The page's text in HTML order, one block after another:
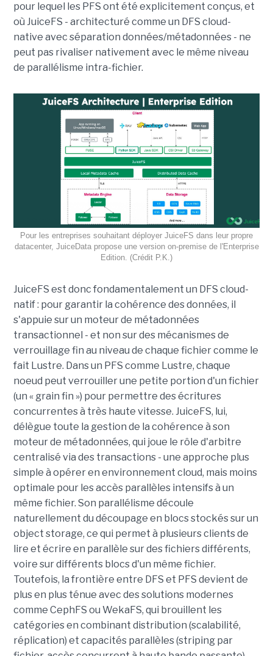
pour lequel les PFS ont été explicitement conçus, et
où JuiceFS - architecturé comme un DFS cloud-
native avec séparation données/métadonnées - ne
peut pas rivaliser nativement avec le même niveau
de parallélisme intra-fichier.
Pour les entreprises souhaitant déployer JuiceFS dans leur propre
datacenter, JuiceData propose une version on-premise de l'Enterprise
Edition. (Crédit P.K.)
JuiceFS est donc fondamentalement un DFS cloud-
natif : pour garantir la cohérence des données, il
s'appuie sur un moteur de métadonnées
transactionnel - et non sur des mécanismes de
verrouillage fin au niveau de chaque fichier comme le
fait Lustre. Dans un PFS comme Lustre, chaque
noeud peut verrouiller une petite portion d'un fichier
(un « grain fin ») pour permettre des écritures
concurrentes à très haute vitesse. JuiceFS, lui,
délègue toute la gestion de la cohérence à son
moteur de métadonnées, qui joue le rôle d'arbitre
centralisé via des transactions - une approche plus
simple à opérer en environnement cloud, mais moins
optimale pour les accès parallèles intensifs à un
même fichier. Son parallélisme découle
naturellement du découpage en blocs stockés sur un
object storage, ce qui permet à plusieurs clients de
lire et écrire en parallèle sur des fichiers différents,
voire sur différents blocs d'un même fichier.
Toutefois, la frontière entre DFS et PFS devient de
plus en plus ténue avec des solutions modernes
comme CephFS ou WekaFS, qui brouillent les
catégories en combinant distribution (scalabilité,
réplication) et capacités parallèles (striping par